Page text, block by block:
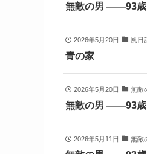
無敵の男 ――93
2026年5月20日 風日
青の家
2026年5月20日 無敵
無敵の男 ――93
2026年5月11日 無敵